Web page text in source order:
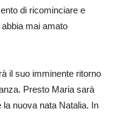
di ricominciare e
mai amato
il suo imminente ritorno
Presto Maria sarà
nuova nata Natalia. In